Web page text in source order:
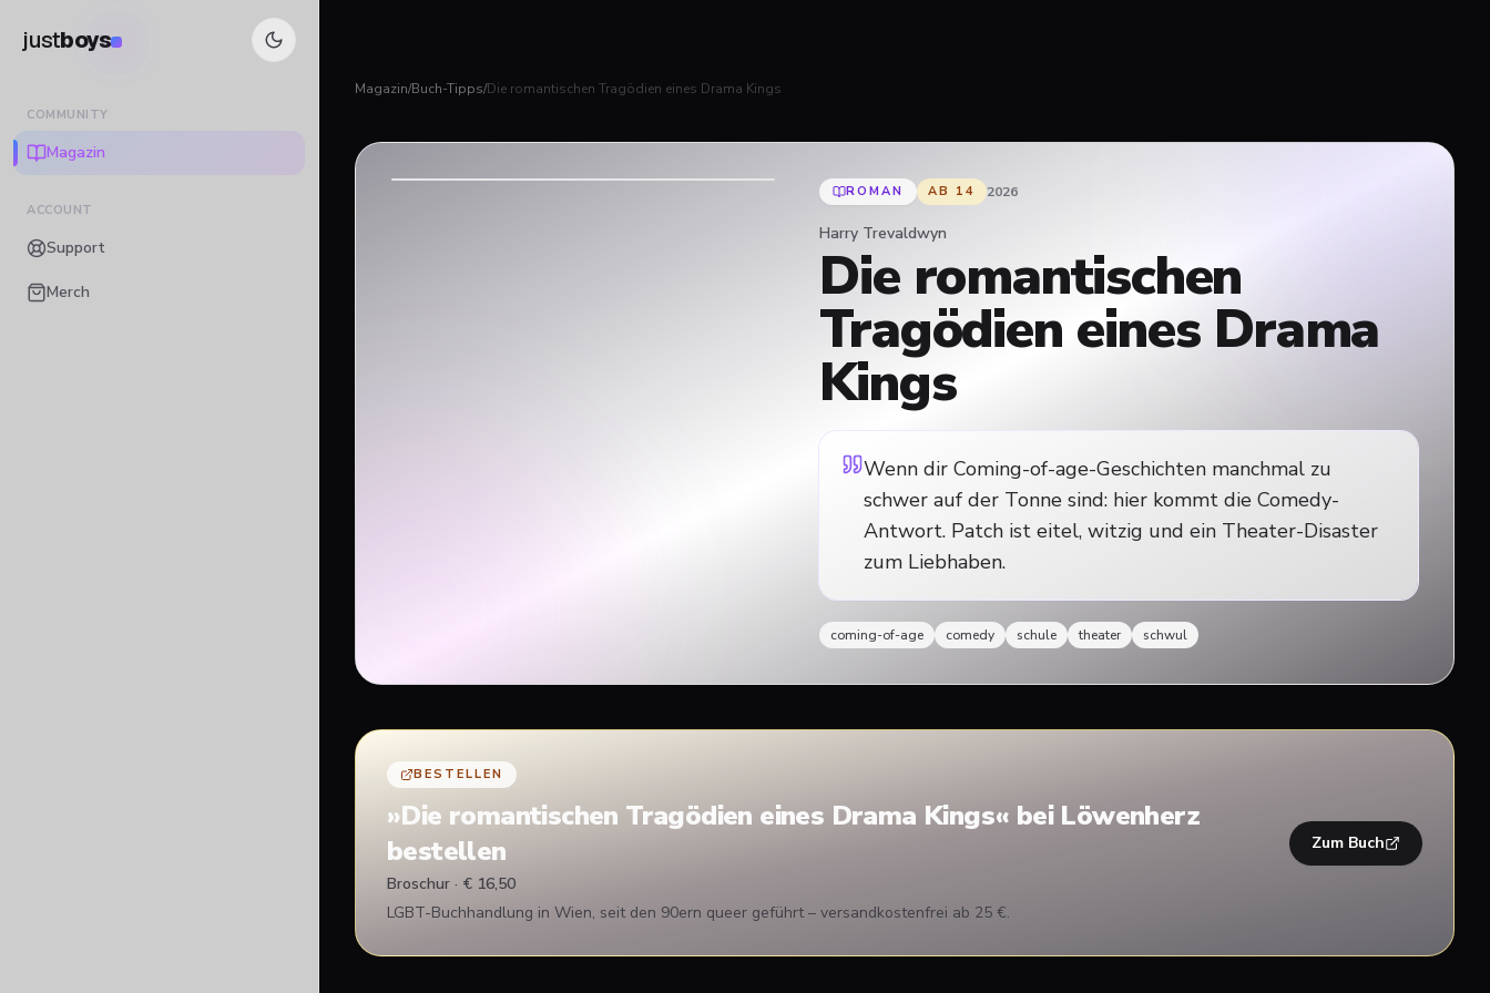
justboys
COMMUNITY
Magazin
ACCOUNT
Support
Merch
Magazin/Buch-Tipps/Die romantischen Tragödien eines Drama Kings
ROMAN AB 14 2026
Harry Trevaldwyn
Die romantischen
Tragödien eines Drama
Kings
Wenn dir Coming-of-age-Geschichten manchmal zu
schwer auf der Tonne sind: hier kommt die Comedy-
Antwort. Patch ist eitel, witzig und ein Theater-Disaster
zum Liebhaben.
coming-of-age comedy schule theater schwul
BESTELLEN
»Die romantischen Tragödien eines Drama Kings« bei Löwenherz
bestellen
Broschur · € 16,50
LGBT-Buchhandlung in Wien, seit den 90ern queer geführt – versandkostenfrei ab 25 €.
Zum Buch